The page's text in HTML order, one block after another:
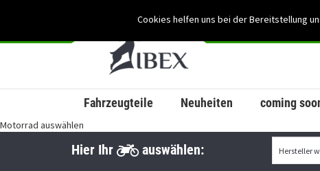
Cookies helfen uns bei der Bereitstellung
Fahrzeugteile Neuheiten coming
Motorrad auswählen
Hier Ihr auswählen: